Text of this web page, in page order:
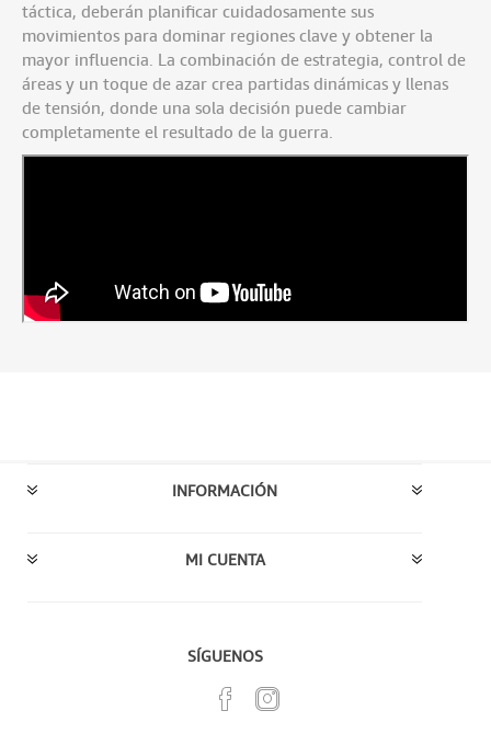
táctica, deberán planificar cuidadosamente sus
movimientos para dominar regiones clave y obtener la
mayor influencia. La combinación de estrategia, control de
áreas y un toque de azar crea partidas dinámicas y llenas
de tensión, donde una sola decisión puede cambiar
completamente el resultado de la guerra.
INFORMACIÓN
MI CUENTA
SÍGUENOS